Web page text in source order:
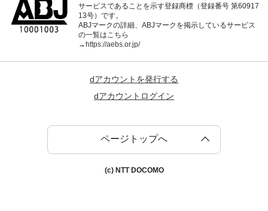
サービスであることを示す登録商標（登録番号 第60917
13号）です。
ABJマークの詳細、ABJマークを掲示しているサービス
の一覧はこちら
→https://aebs.or.jp/
dアカウントを発行する
dアカウントログイン
ページトップへ
(c) NTT DOCOMO